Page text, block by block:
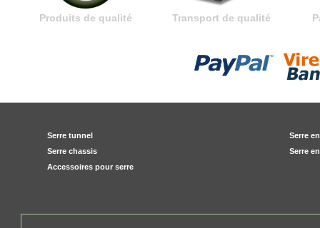
Produits de qualité Transport de qualité
Serre tunnel
Serre chassis
Serre
Serre
Accessoires pour serre